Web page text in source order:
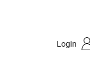
Login